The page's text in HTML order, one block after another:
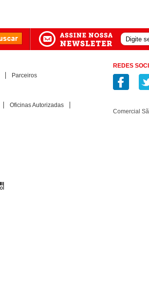
Parceiros
Oficinas Autorizadas
REDES
Comercial